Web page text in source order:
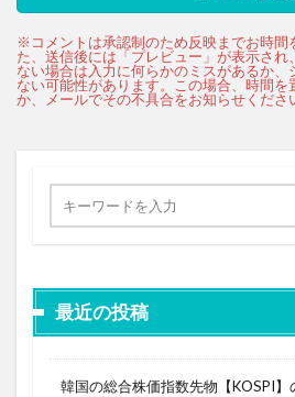
最近の投稿
韓国の総合株価指数先物【KOSPI